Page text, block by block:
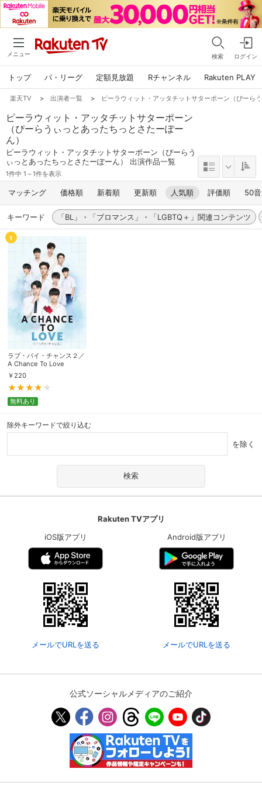
メニュー 検索 ログイン
トップ パ・リーグ 定額見放題 Rチャンネル Rakuten PLAY
楽天TV > 出演者一覧 > ピーラウィット・アッタチットサターポーン（ぴーら
ピーラウィット・アッタチットサターポーン
（ぴーらうぃっとあったちっとさたーぽー
ん）
ピーラウィット・アッタチットサターポーン（ぴーらう
ぃっとあったちっとさたーぽーん） 出演作品一覧
1件中 1～1件を表示
マッチング 価格順 新着順 更新順 人気順 評価順 50
キーワード 「BL」・「ブロマンス」・「LGBTQ＋」関連コンテンツ
1
ラブ・バイ・チャンス２／
A Chance To Love
￥ 220
無料あり
除外キーワードで絞り込む
を除く
Rakuten TVアプリ
iOS版アプリ
メールでURLを送る
Android版アプリ
メールでURLを送る
公式ソーシャルメディアのご紹介